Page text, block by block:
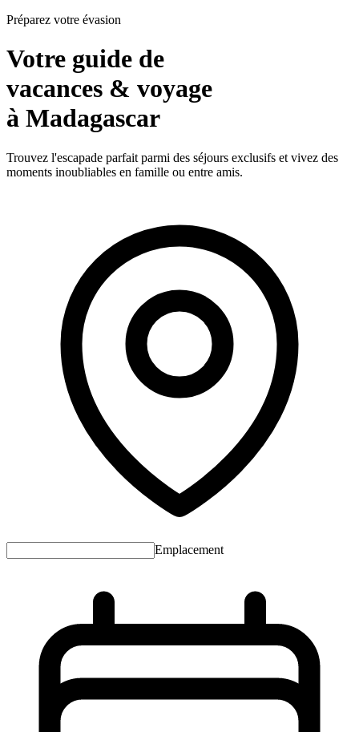
Préparez votre évasion
Votre guide de
vacances & voyage
à Madagascar
Trouvez l'escapade parfait parmi des séjours exclusifs et vivez des
moments inoubliables en famille ou entre amis.
Emplacement